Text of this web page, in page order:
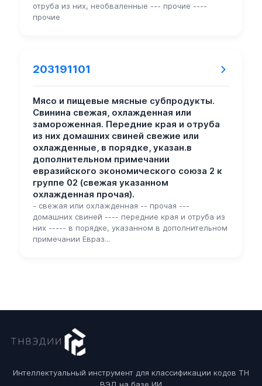
отруба из них, необваленные --- прочие ----
прочие
203191101
Мясо и пищевые мясные субпродукты.
Свинина свежая, охлажденная или
замороженная. Передние края и отруба
из них домашних свиней свежие или
охлажденные, в порядке, указан.в
дополнительном примечании
евразийского экономического союза 2 к
группе 02 (свежая указанном
охлажденная прочая).
- свежая или охлажденная -- прочая ---
домашних свиней ---- передние края и отруба из
них ----- в порядке, указанном в дополнительном
примечании Евраз...
Интеллектуальный инструмент для классификации кодов ТН
ВЭД на базе ИИ